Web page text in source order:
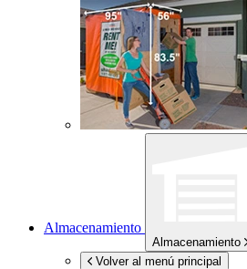
Almacenamiento
Almacenamiento
Volver al menú principal